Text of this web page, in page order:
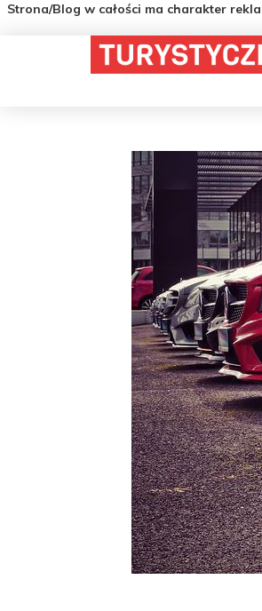
Strona/Blog w całości ma charakter